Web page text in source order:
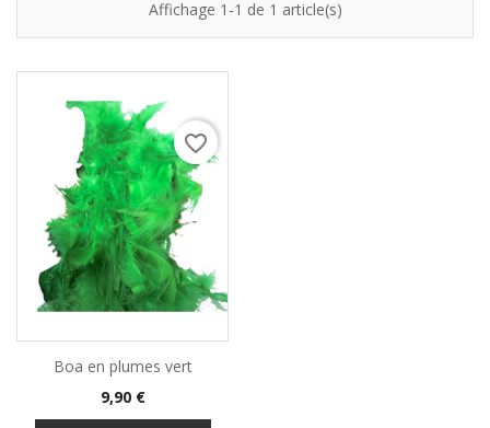
Affichage 1-1 de 1 article(s)
Boa en plumes vert
Prix
9,90 €
favorite_border